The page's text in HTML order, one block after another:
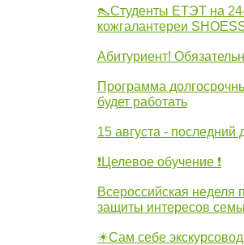
👠Студенты ЕТЭТ на
кожгалантереи
Абитуриент!
Программа
будет работать
15 августа - последний
❗Целевое обучение ❗
Всероссийская
защиты интересов
☀Сам себе экскурсовод